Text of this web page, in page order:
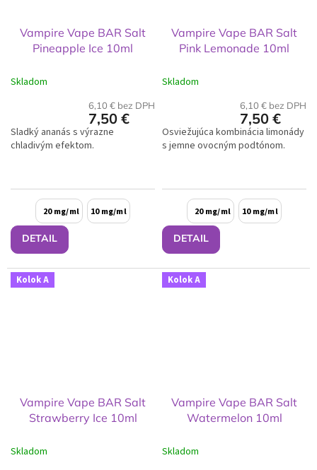
Vampire Vape BAR Salt
Pineapple Ice 10ml
Skladom
6,10 € bez DPH
7,50 €
DETAIL
Sladký ananás s výrazne
chladivým efektom.
20 mg/ml 10 mg/ml
Vampire Vape BAR Salt
Pink Lemonade 10ml
Skladom
6,10 € bez DPH
7,50 €
DETAIL
Osviežujúca kombinácia limonády
s jemne ovocným podtónom.
20 mg/ml 10 mg/ml
Kolok A
Vampire Vape BAR Salt
Strawberry Ice 10ml
Skladom
Kolok A
Vampire Vape BAR Salt
Watermelon 10ml
Skladom